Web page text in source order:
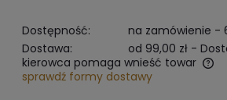
Dostępność:
na zamówienie -
Dostawa:
od 99,00 zł -
kierowca pomaga wnieść towar
The does not include any possible
sprawdź formy dostawy